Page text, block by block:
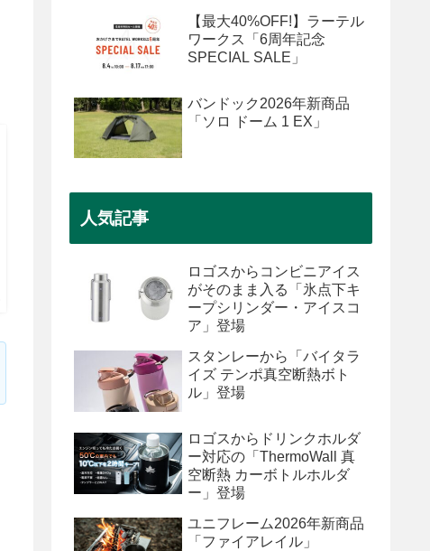
【最大40%OFF!】ラーテル
ワークス「6周年記念
SPECIAL SALE」
バンドック2026年新商品
「ソロ ドーム 1 EX」
人気記事
ロゴスからコンビニアイス
がそのまま入る「氷点下キ
ープシリンダー・アイスコ
ア」登場
スタンレーから「バイタラ
イズ テンポ真空断熱ボト
ル」登場
ロゴスからドリンクホルダ
ー対応の「ThermoWall 真
空断熱 カーボトルホルダ
ー」登場
ユニフレーム2026年新商品
「ファイアレイル」